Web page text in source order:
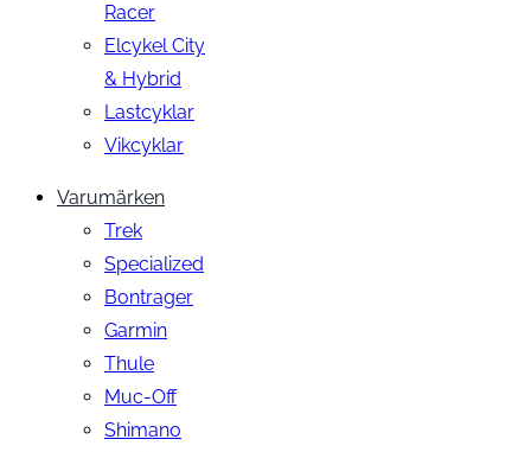
Racer
Elcykel City
& Hybrid
Lastcyklar
Vikcyklar
Varumärken
Trek
Specialized
Bontrager
Garmin
Thule
Muc-Off
Shimano